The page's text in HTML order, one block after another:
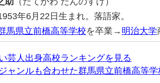
年6月22日生まれ。落語家。
馬県立前橋高等学校を卒業→ 明治大学
芸人出身高校ランキングを見る
ャンルも合わせた群馬県立前橋高等